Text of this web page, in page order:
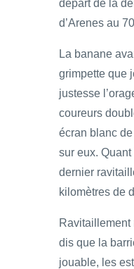
départ de la
d’Arenes au
La banane
grimpette que
justesse
coureurs
écran blanc
sur eux.
dernier
kilomètres de
Ravitaillement
dis que la
jouable, les